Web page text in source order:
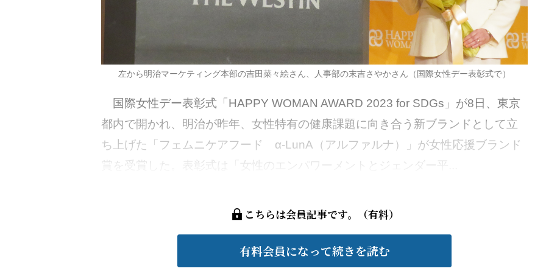
左から明治マーケティング本部の吉田菜々絵さん、人事部の末吉さやかさん（国際女性デー表彰式で）
国際女性デー表彰式「HAPPY WOMAN AWARD 2023 for SDGs」が8日、東京
都内で開かれ、明治が昨年、女性特有の健康課題に向き合う新ブランドとして立
ち上げた「フェムニケアフード α-LunA（アルファルナ）」が女性応援ブランド
賞を受賞した。表彰式は「女性のエンパワーメントとジェンダー平...
こちらは会員記事です。（有料）
有料会員になって続きを読む